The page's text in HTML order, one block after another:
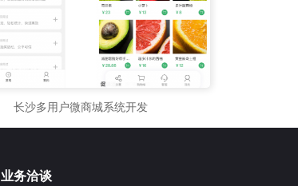
长沙多用户微商城系统开发
业务洽谈